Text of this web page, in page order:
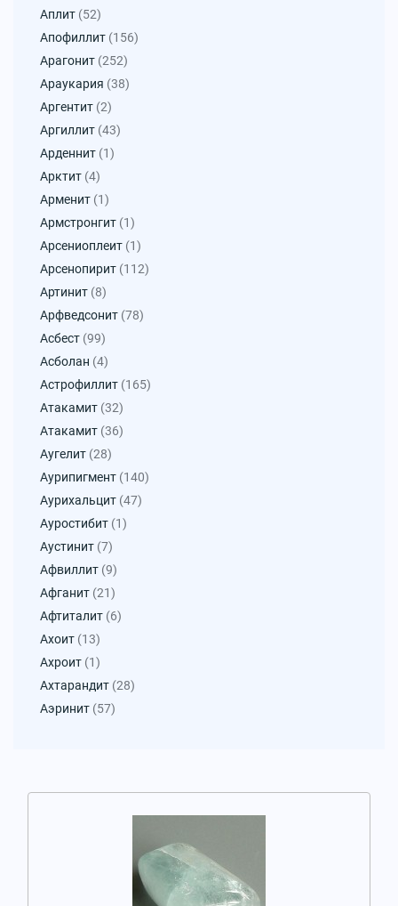
Аплит (52)
Апофиллит (156)
Арагонит (252)
Араукария (38)
Аргентит (2)
Аргиллит (43)
Арденнит (1)
Арктит (4)
Арменит (1)
Армстронгит (1)
Арсениоплеит (1)
Арсенопирит (112)
Артинит (8)
Арфведсонит (78)
Асбест (99)
Асболан (4)
Астрофиллит (165)
Атакамит (32)
Атакамит (36)
Аугелит (28)
Аурипигмент (140)
Аурихальцит (47)
Ауростибит (1)
Аустинит (7)
Афвиллит (9)
Афганит (21)
Афтиталит (6)
Ахоит (13)
Ахроит (1)
Ахтарандит (28)
Аэринит (57)